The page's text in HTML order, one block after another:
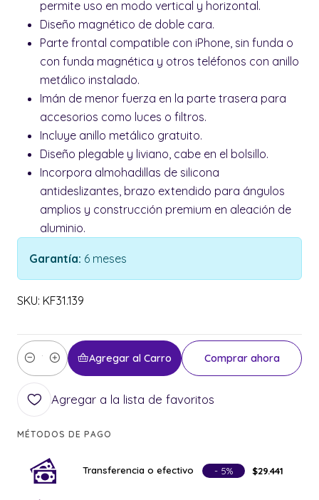
permite uso en modo vertical y horizontal.
Diseño magnético de doble cara.
Parte frontal compatible con iPhone, sin funda o
con funda magnética y otros teléfonos con anillo
metálico instalado.
Imán de menor fuerza en la parte trasera para
accesorios como luces o filtros.
Incluye anillo metálico gratuito.
Diseño plegable y liviano, cabe en el bolsillo.
Incorpora almohadillas de silicona
antideslizantes, brazo extendido para ángulos
amplios y construcción premium en aleación de
aluminio.
Garantía: 6 meses
SKU: KF31.139
Cantidad
Agregar al Carro Comprar ahora
Agregar a la lista de favoritos
MÉTODOS DE PAGO
Transferencia o efectivo - 5% $29.441